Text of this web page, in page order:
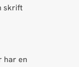
skrift
har en